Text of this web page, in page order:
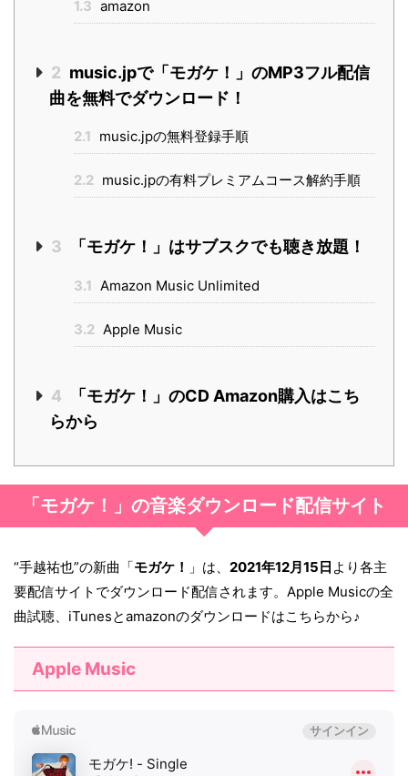
1.3 amazon
2 music.jpで「モガケ！」のMP3フル配信
曲を無料でダウンロード！
2.1 music.jpの無料登録手順
2.2 music.jpの有料プレミアムコース解約手順
3 「モガケ！」はサブスクでも聴き放題！
3.1 Amazon Music Unlimited
3.2 Apple Music
4
「モガケ！」のCD Amazon購入はこち
らから
「モガケ！」の音楽ダウンロード配信サイト
“手越祐也”の新曲「モガケ！ 」は、 2021年12月15日 より各主
要配信サイトでダウンロード配信されます。Apple Musicの全
曲試聴、iTunesとamazonのダウンロードはこちらから♪
Apple Music